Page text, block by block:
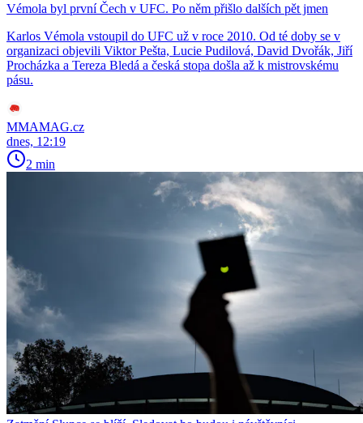
Vémola byl první Čech v UFC. Po něm přišlo dalších pět jmen
Karlos Vémola vstoupil do UFC už v roce 2010. Od té doby se v
organizaci objevili Viktor Pešta, Lucie Pudilová, David Dvořák, Jiří
Procházka a Tereza Bledá a česká stopa došla až k mistrovskému
pásu.
MMAMAG.cz
dnes, 12:19
2 min